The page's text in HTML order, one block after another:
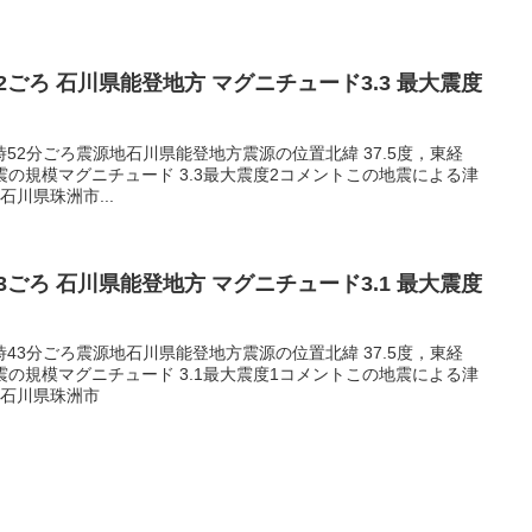
ろ 石川県能登地方 マグニチュード3.3 最大震度
分ごろ震源地石川県能登地方震源の位置北緯 37.5度，東経
規模マグニチュード 3.3最大震度2コメントこの地震による津
川県珠洲市...
ろ 石川県能登地方 マグニチュード3.1 最大震度
分ごろ震源地石川県能登地方震源の位置北緯 37.5度，東経
規模マグニチュード 3.1最大震度1コメントこの地震による津
川県珠洲市